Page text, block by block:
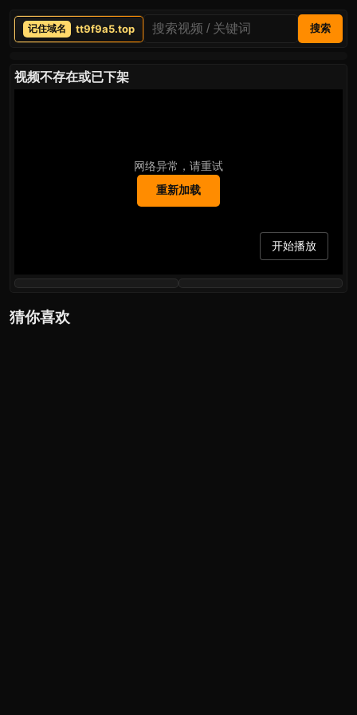
tt9f9a5.top 搜索
视频不存在或已下架
网络异常，请重试
重新加载
开始播放
猜你喜欢